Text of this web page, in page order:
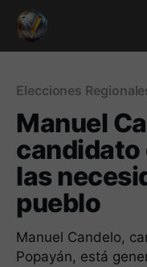
Elecciones
Manuel
candidato
las
pueblo
Manuel Candelo,
Popayán, está